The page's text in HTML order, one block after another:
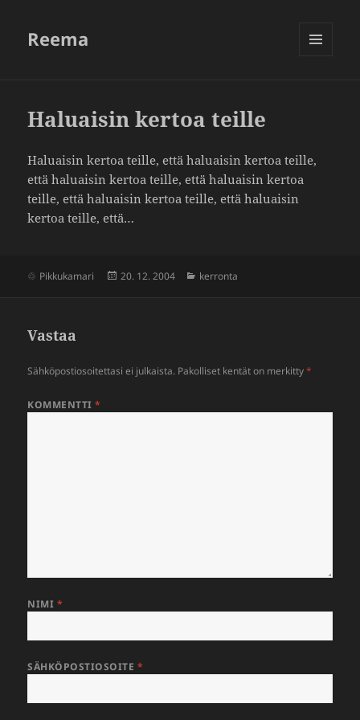
Reema
Haluaisin kertoa teille
Haluaisin kertoa teille, että haluaisin kertoa teille,
että haluaisin kertoa teille, että haluaisin kertoa
teille, että haluaisin kertoa teille, että haluaisin
kertoa teille, että…
Pikkukamari Julkaistu
20. 12. 2004 Kategoriat
kerronta
Vastaa
Sähköpostiosoitettasi ei julkaista. Pakolliset kentät on merkitty*
KOMMENTTI*
NIMI *
SÄHKÖPOSTIOSOITE *